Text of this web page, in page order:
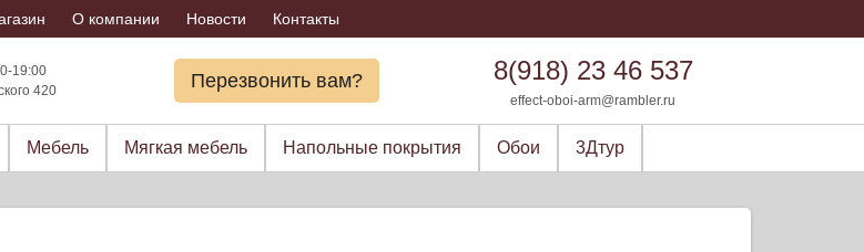
О компании Новости Контакты
19:00
420
Перезвонить вам? 8(918) 23 46 537
effect-oboi-arm@rambler.ru
Мебель Мягкая мебель Напольные покрытия Обои 3Дтур